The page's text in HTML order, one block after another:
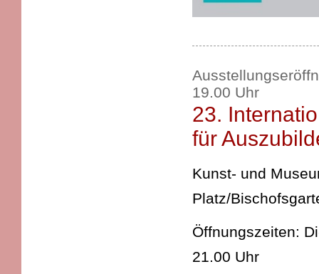
19.00 Uhr
23.
für
Kunst- und
Platz/
Öffnungszeiten:
21.00 Uhr